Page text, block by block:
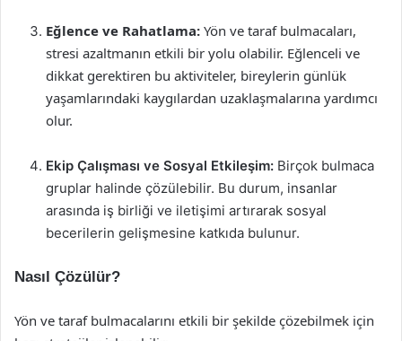
Eğlence ve Rahatlama: Yön ve taraf bulmacaları,
stresi azaltmanın etkili bir yolu olabilir. Eğlenceli ve
dikkat gerektiren bu aktiviteler, bireylerin günlük
yaşamlarındaki kaygılardan uzaklaşmalarına yardımcı
olur.
Ekip Çalışması ve Sosyal Etkileşim: Birçok bulmaca
gruplar halinde çözülebilir. Bu durum, insanlar
arasında iş birliği ve iletişimi artırarak sosyal
becerilerin gelişmesine katkıda bulunur.
Nasıl Çözülür?
Yön ve taraf bulmacalarını etkili bir şekilde çözebilmek için